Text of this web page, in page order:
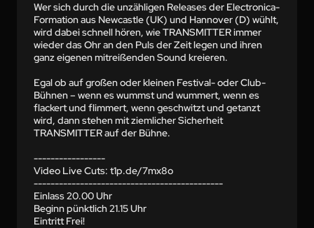
Wer sich durch die unzähligen Releases der Electronica-
Formation aus Newcastle (UK) und Hannover (D) wühlt,
wird dabei schnell hören, wie TRANSMITTER immer
wieder das Ohr an den Puls der Zeit legen und ihren
ganz eigenen mitreißenden Sound kreieren.
Egal ob auf großen oder kleinen Festival- oder Club-
Bühnen – wenn es wummst und wummert, wenn es
flackert und flimmert, wenn geschwitzt und getanzt
wird, dann stehen mit ziemlicher Sicherheit
TRANSMITTER auf der Bühne.
-----------------
Video Live Cuts: t1p.de/7mx8o
---------------------------------------------
Einlass 20.00 Uhr
Beginn pünktlich 21.15 Uhr
Eintritt Frei!